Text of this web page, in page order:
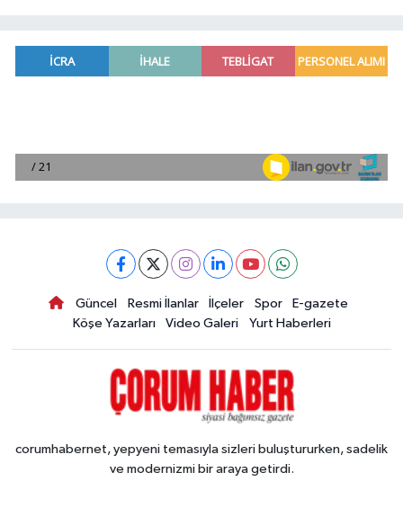
Güncel Resmi İlanlar İlçeler Spor
E-gazete
Köşe Yazarları
Video Galeri Yurt Haberleri
corumhabernet, yepyeni temasıyla sizleri buluştururken, sadelik
ve modernizmi bir araya getirdi.